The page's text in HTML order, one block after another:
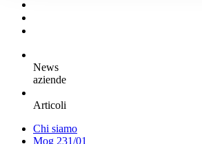
News
aziende
Articoli
Chi siamo
Mog 231/01